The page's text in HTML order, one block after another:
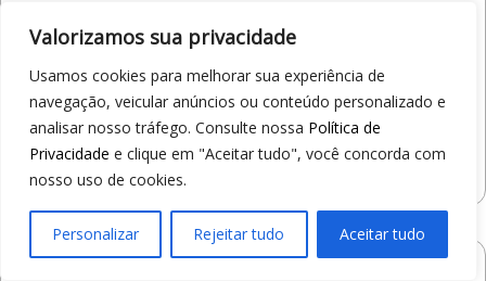
Valorizamos sua privacidade
Usamos cookies para melhorar sua experiência de
navegação, veicular anúncios ou conteúdo personalizado e
analisar nosso tráfego. Consulte nossa Política de
Privacidade e clique em "Aceitar tudo", você concorda com
nosso uso de cookies.
Personalizar Rejeitar tudo Aceitar tudo
Av. Alberto Benassi, 2270 - Jardim dos Manacás
Araraquara/SP
19
97412-5359
COMO CHEGAR